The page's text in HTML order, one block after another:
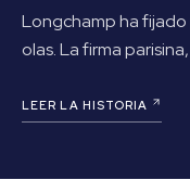
Longchamp ha
olas. La firma
LEER LA HISTORIA